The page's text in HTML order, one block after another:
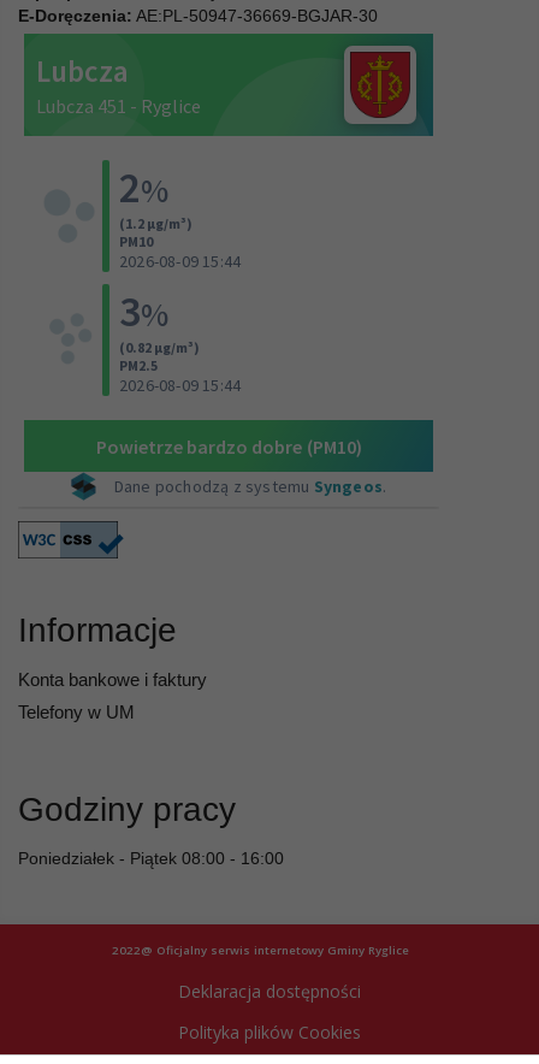
E-Doręczenia: AE:PL-50947-36669-BGJAR-30
Informacje
Konta bankowe i faktury
Telefony w UM
Godziny pracy
Poniedziałek - Piątek 08:00 - 16:00
2022@ Oficjalny serwis internetowy Gminy Ryglice
Deklaracja dostępności
Polityka plików Cookies